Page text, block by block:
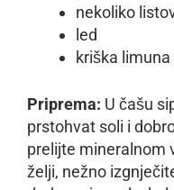
nekoliko
led
kriška
Priprema: U čašu
prstohvat soli i
prelijte mineralnom
želji, nežno